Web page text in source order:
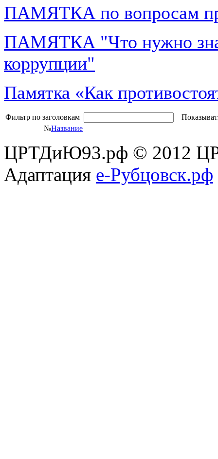
ПАМЯТКА по вопросам
ПАМЯТКА "Что нужно
коррупции"
Памятка «Как
Фильтр по заголовкам
№Название
ЦРТДиЮ93.рф © 2012
Адаптация е-Рубцовск.рф